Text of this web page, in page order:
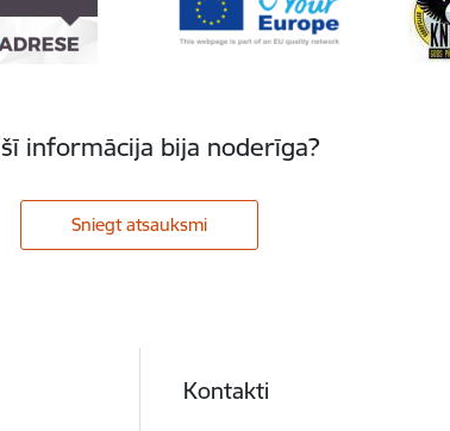
informācija bija noderīga?
Sniegt atsauksmi
Kontakti